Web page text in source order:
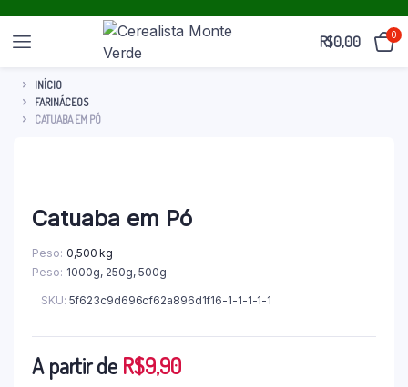
R$0,00 0
INÍCIO
FARINÁCEOS
CATUABA EM PÓ
Catuaba em Pó
Peso 0,500 kg
Peso 1000g, 250g, 500g
SKU: 5f623c9d696cf62a896d1f16-1-1-1-1-1
A partir de R$9,90